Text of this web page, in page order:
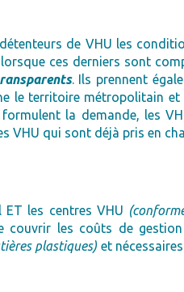
de VHU les
ces derniers sont
. Ils prennent
le territoire métropolitain
la demande, les
VHU qui sont déjà pris en
les centres VHU
les coûts de
plastiques) et